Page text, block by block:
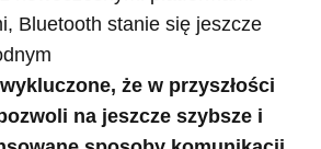
Bluetooth stanie się jeszcze
że w przyszłości
na jeszcze szybsze i